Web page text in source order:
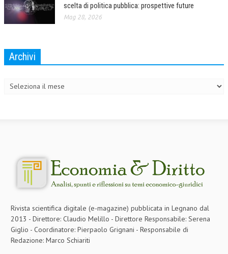
scelta di politica pubblica: prospettive future
Mag 28, 2026
Archivi
Rivista scientifica digitale (e-magazine) pubblicata in Legnano dal
2013 - Direttore: Claudio Melillo - Direttore Responsabile: Serena
Giglio - Coordinatore: Pierpaolo Grignani - Responsabile di
Redazione: Marco Schiariti